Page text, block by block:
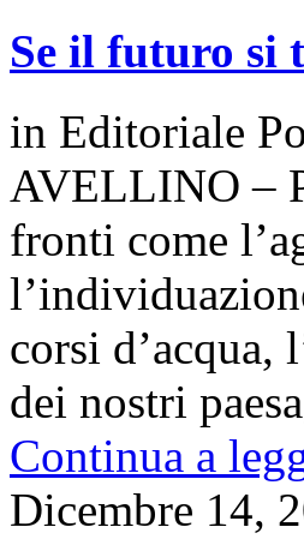
Se il futuro si
in Editoriale
AVELLINO –
fronti come
corsi d’acqua,
dei nostri
Continua a
Dicembre 14,